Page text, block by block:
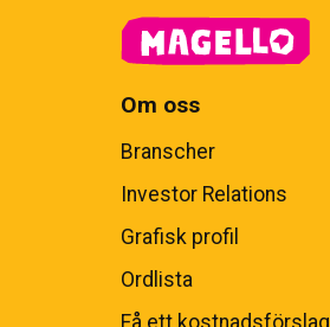
Om oss
Branscher
Investor Relations
Grafisk profil
Ordlista
Få ett kostnadsförslag